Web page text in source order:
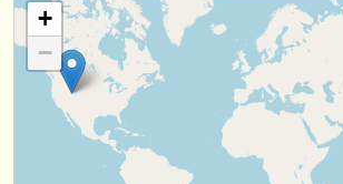
degree courses
stages/ cours
concours/
instruments à vendre
jobs - performance: chef d'orchestre (2)
jobs - performance: chef de chant
jobs - enseignement: chef d'orchestre
jobs - enseignement: chef de chant (1)
+
−